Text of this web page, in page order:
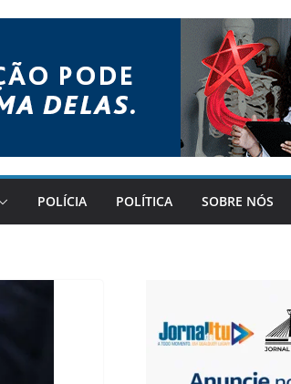
POLÍCIA POLÍTICA SOBRE NÓS